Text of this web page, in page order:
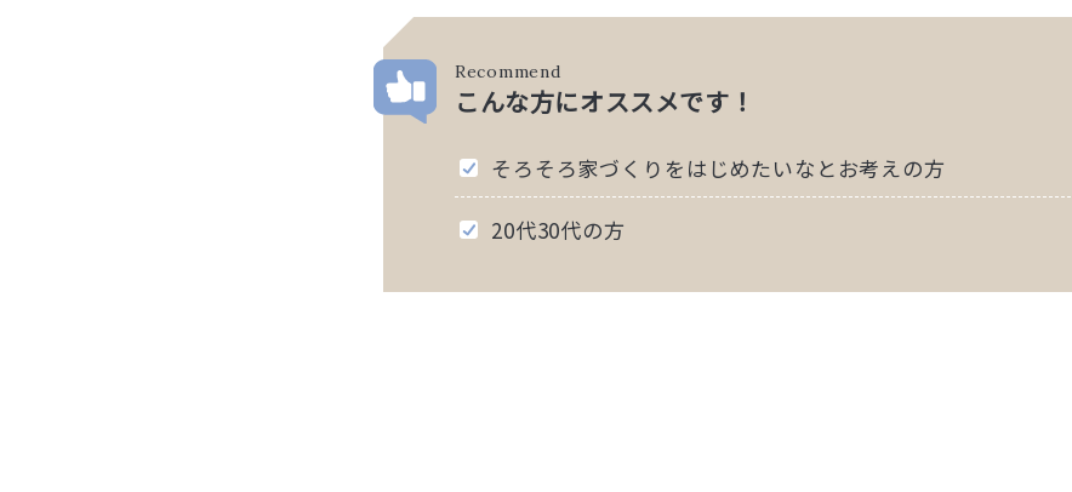
Recommend
こんな方にオススメです！
そろそろ家づくりをはじめたいなとお考えの方
20代30代の方